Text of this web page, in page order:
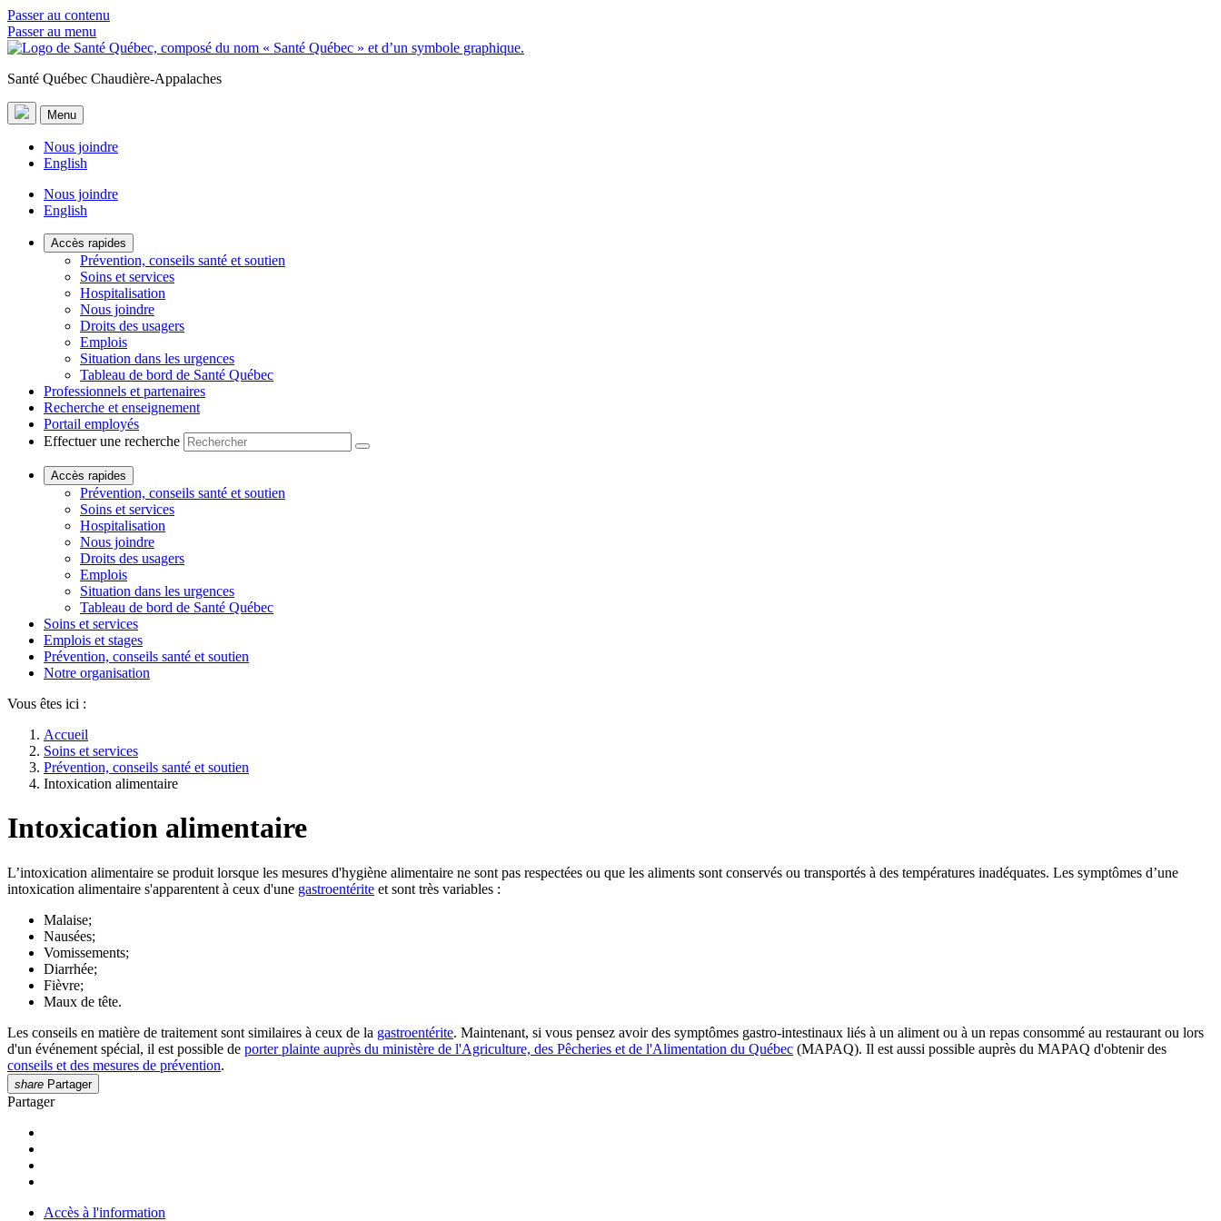
Passer au contenu
Passer au menu
Santé Québec Chaudière-Appalaches
Menu
Nous joindre
English
Nous joindre
English
Accès rapides
Prévention, conseils santé et soutien
Soins et services
Hospitalisation
Nous joindre
Droits des usagers
Emplois
Situation dans les urgences
Tableau de bord de Santé Québec
Professionnels et partenaires
Recherche et enseignement
Portail employés
Effectuer une recherche
Accès rapides
Prévention, conseils santé et soutien
Soins et services
Hospitalisation
Nous joindre
Droits des usagers
Emplois
Situation dans les urgences
Tableau de bord de Santé Québec
Soins et services
Emplois et stages
Prévention, conseils santé et soutien
Notre organisation
Vous êtes ici :
Accueil
Soins et services
Prévention, conseils santé et soutien
Intoxication alimentaire
Intoxication alimentaire
L’intoxication alimentaire se produit lorsque les mesures d'hygiène alimentaire ne sont pas respectées ou que les aliments sont conservés ou transportés à des températures inadéquates. Les symptômes d’une
intoxication alimentaire s'apparentent à ceux d'une gastroentérite et sont très variables :
Malaise;
Nausées;
Vomissements;
Diarrhée;
Fièvre;
Maux de tête.
Les conseils en matière de traitement sont similaires à ceux de la gastroentérite. Maintenant, si vous pensez avoir des symptômes gastro-intestinaux liés à un aliment ou à un repas consommé au restaurant ou lors
d'un événement spécial, il est possible de porter plainte auprès du ministère de l'Agriculture, des Pêcheries et de l'Alimentation du Québec (MAPAQ). Il est aussi possible auprès du MAPAQ d'obtenir des
conseils et des mesures de prévention.
share Partager
Partager
Accès à l'information